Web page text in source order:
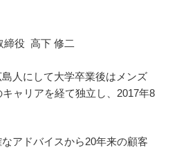
締役 高下 修二
人にして大学卒業後はメンズ
ャリアを経て独立し、2017年8
アドバイスから20年来の顧客